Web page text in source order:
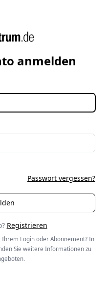
anmelden
Passwort vergessen?
Registrieren
Login oder Abonnement? In
Sie weitere Informationen zu